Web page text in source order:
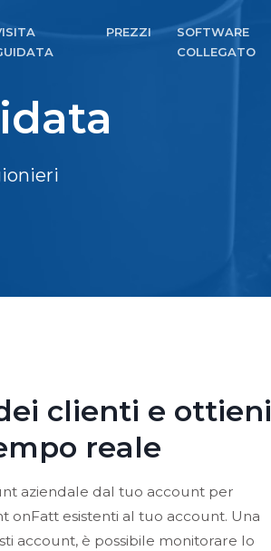
PREZZI
SOFTWARE
COLLEGATO
clienti e ottieni
reale
aziendale dal tuo account per
onFatt esistenti al tuo account. Una
account, è possibile monitorare lo